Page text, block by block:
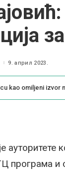
9. април 2023.
kao omiljeni izvor
ауторитете
програма и